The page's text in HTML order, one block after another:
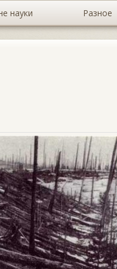
науки Разное